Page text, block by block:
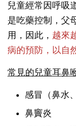
兒童經常因呼吸
是吃藥控制，父
用，因此， 越來
病的預防，以自
常見的兒童耳鼻
感冒（鼻水
鼻竇炎